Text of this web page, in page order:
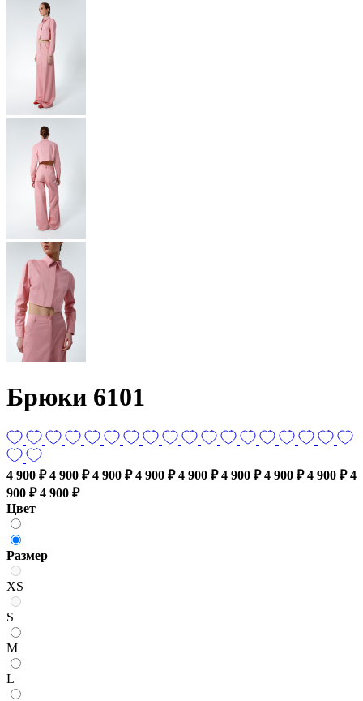
Брюки 6101
4 900 ₽ 4 900 ₽ 4 900 ₽ 4 900 ₽ 4 900 ₽ 4 900 ₽ 4 900 ₽ 4 900 ₽ 4
900 ₽ 4 900 ₽
Цвет
Размер
XS
S
M
L